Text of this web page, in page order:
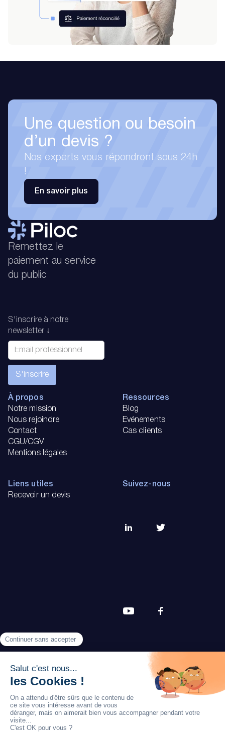
Une question ou besoin
d’un devis ?
Nos experts vous répondront sous 24h
!
En savoir plus
Remettez le
paiement au service
du public
S'inscrire à notre
newsletter ↓
À propos
Notre mission
Nous rejoindre
Contact
CGU/CGV
Mentions légales
Ressources
Blog
Evénements
Cas clients
Liens utiles
Recevoir un devis
Suivez-nous